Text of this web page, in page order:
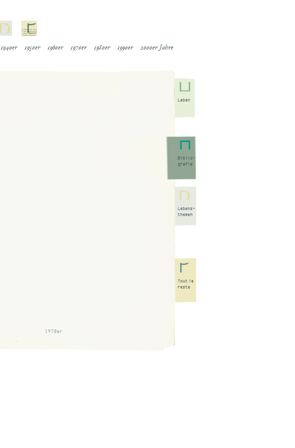
1940er 1950er 1960er 1970er 1980er 1990er 2000er Jahre
1970er
Leben
Biblio-
grafie
Lebens-
themen
Tout le
reste